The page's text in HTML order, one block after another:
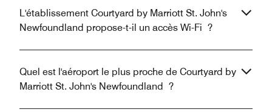
L'établissement Courtyard by Marriott St. John's
Newfoundland propose-t-il un accès Wi-Fi ?
Quel est l'aéroport le plus proche de Courtyard by
Marriott St. John's Newfoundland ?